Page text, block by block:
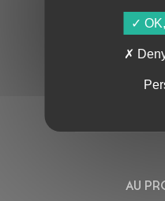
S'ABONNER
AU